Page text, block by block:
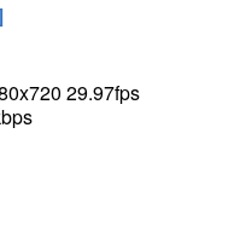
29.97fps